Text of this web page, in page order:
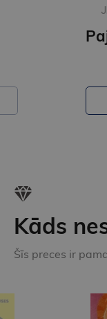
Kāds
Šīs preces ir